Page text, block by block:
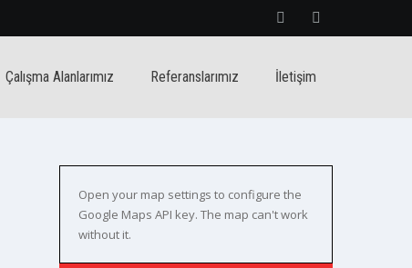
Çalışma Alanlarımız Referanslarımız İletişim
Open your map settings to configure the
Google Maps API key. The map can't work
without it.